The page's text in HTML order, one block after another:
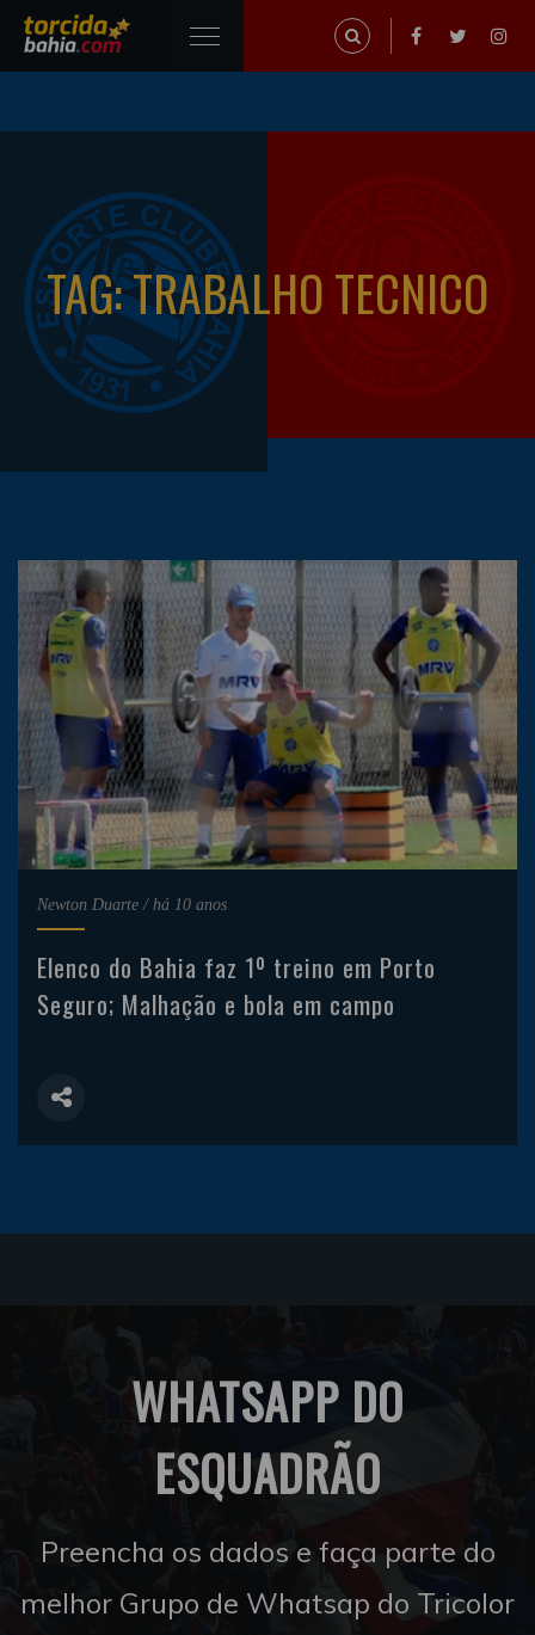
TAG: TRABALHO TECNICO
Newton Duarte / há 10 anos
Elenco do Bahia faz 1º treino em Porto
Seguro; Malhação e bola em campo
WHATSAPP DO
ESQUADRÃO
Preencha os dados e faça parte do
melhor Grupo de Whatsap do Tricolor